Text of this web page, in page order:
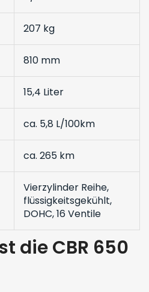
207 kg
810 mm
15,4 Liter
ca. 5,8 L/100km
ca. 265 km
Vierzylinder Reihe,
flüssigkeitsgekühlt,
DOHC, 16 Ventile
die CBR 650